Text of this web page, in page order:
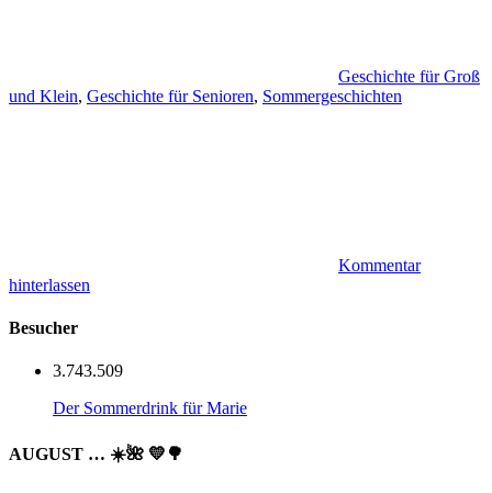
Geschichte für Groß
und Klein, Geschichte für Senioren, Sommergeschichten
Kommentar
hinterlassen
Besucher
3.743.509
Der Sommerdrink für Marie
AUGUST … ☀️🌺 💛🌳